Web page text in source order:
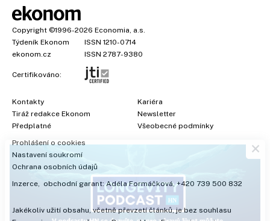
Copyright ©1996-2026 Economia, a.s.
Týdeník Ekonom
ISSN 1210-0714
ekonom.cz
ISSN 2787-9380
Certifikováno:
Kontakty
Tiráž redakce Ekonom
Předplatné
Kariéra
Newsletter
Všeobecné podmínky
Prohlášení o cookies
Nastavení soukromí
Ochrana osobních údajů
Inzerce, obchodní garant:Adéla Formáčková,+420 739 500 832
Jakékoliv užití obsahu, včetně převzetí článků, je bez souhlasu